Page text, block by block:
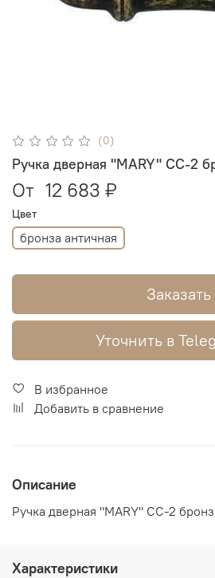
(0)
Ручка дверная "MARY" CC-2
От 12 683 ₽
Цвет
бронза античная
Заказать
Уточнить в
В избранное
Добавить в сравнение
Описание
Ручка дверная "MARY" CC-2
Характеристики